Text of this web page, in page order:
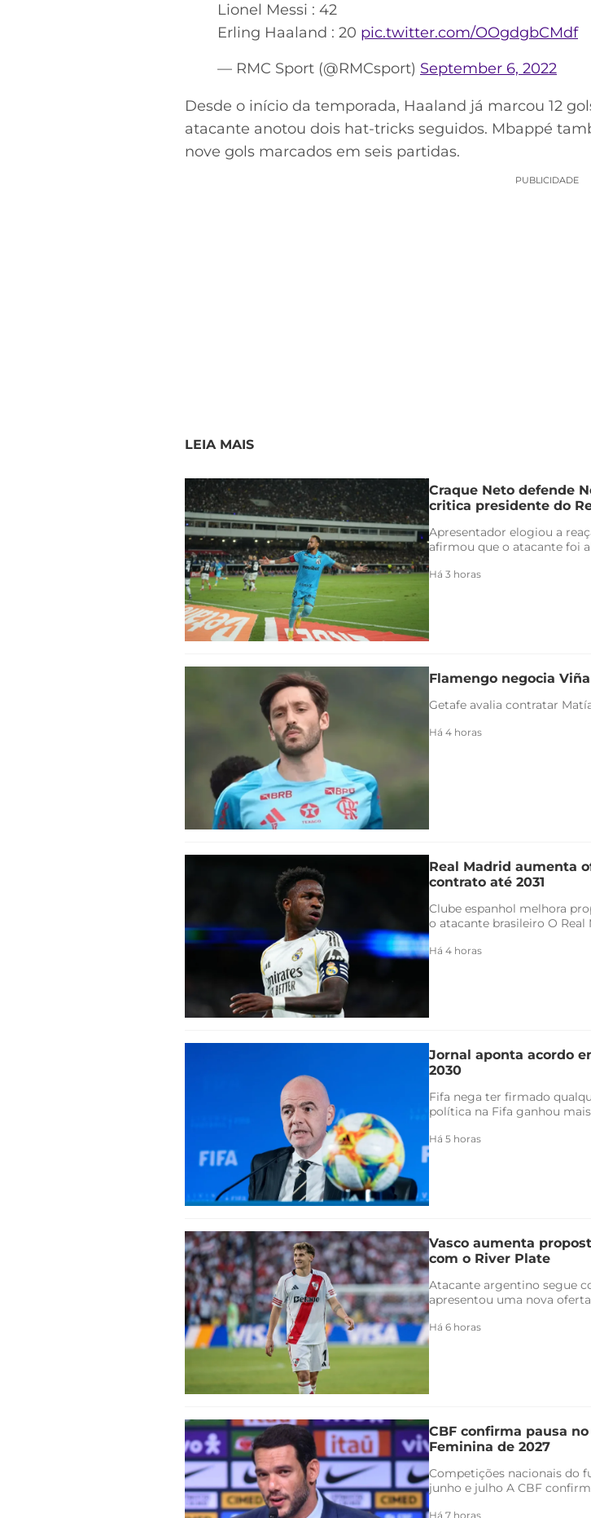
Lionel Messi : 42
Erling Haaland : 20 pic.twitter.com/OOgdgbCMdf
— RMC Sport (@RMCsport) September 6, 2022
Desde o início da temporada, Haaland já marcou 12
atacante anotou dois hat-tricks seguidos. Mbappé
nove gols marcados em seis partidas.
PUBLICIDADE
LEIA MAIS
Craque Neto defende
critica presidente do
Apresentador elogiou a
afirmou que o atacante foi
Há 3 horas
Flamengo negocia
Getafe avalia contratar
Há 4 horas
Real Madrid aumenta
contrato até 2031
Clube espanhol melhora
o atacante brasileiro O Real
Há 4 horas
Jornal aponta acordo
2030
Fifa nega ter firmado
política na Fifa ganhou
Há 5 horas
Vasco aumenta
com o River Plate
Atacante argentino segue
apresentou uma nova
Há 6 horas
CBF confirma pausa
Feminina de 2027
Competições nacionais do
junho e julho A CBF
Há 7 horas